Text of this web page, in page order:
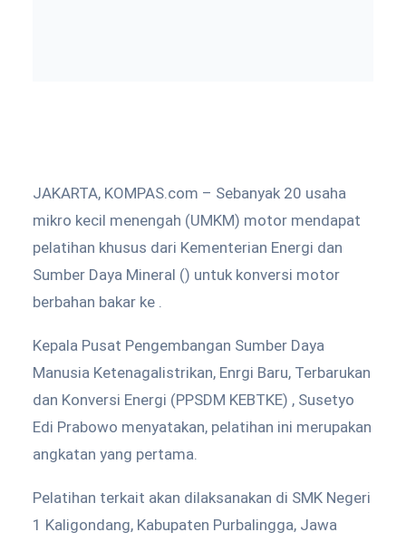
JAKARTA, KOMPAS.com – Sebanyak 20 usaha
mikro kecil menengah (UMKM) motor mendapat
pelatihan khusus dari Kementerian Energi dan
Sumber Daya Mineral () untuk konversi motor
berbahan bakar ke .
Kepala Pusat Pengembangan Sumber Daya
Manusia Ketenagalistrikan, Enrgi Baru, Terbarukan
dan Konversi Energi (PPSDM KEBTKE) , Susetyo
Edi Prabowo menyatakan, pelatihan ini merupakan
angkatan yang pertama.
Pelatihan terkait akan dilaksanakan di SMK Negeri
1 Kaligondang, Kabupaten Purbalingga, Jawa